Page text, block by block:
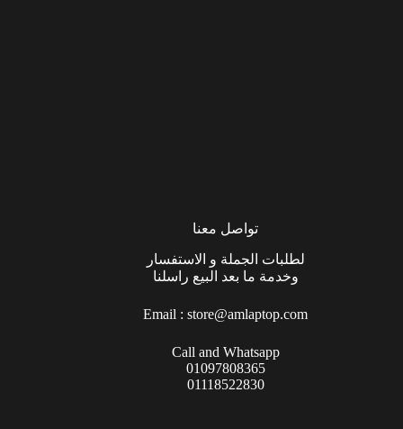
تواصل معنا
لطلبات الجملة و الاستفسار
وخدمة ما بعد البيع راسلنا
Email :store@amlaptop.com
Call and Whatsapp
01097808365
01118522830